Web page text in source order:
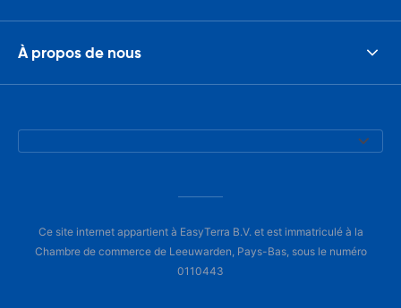
À propos de nous
Ce site internet appartient à EasyTerra B.V. et est immatriculé à la
Chambre de commerce de Leeuwarden, Pays-Bas, sous le numéro
0110443